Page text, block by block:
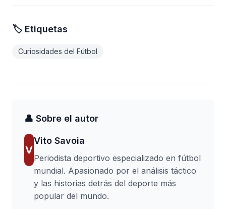
🏷️ Etiquetas
Curiosidades del Fútbol
👤 Sobre el autor
V
Vito Savoia
Periodista deportivo especializado en fútbol
mundial. Apasionado por el análisis táctico
y las historias detrás del deporte más
popular del mundo.